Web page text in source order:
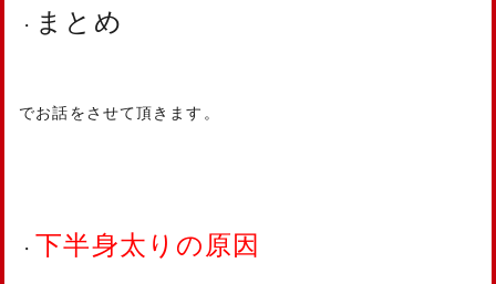
・ まとめ
でお話をさせて頂きます。
・ 下半身太りの原因